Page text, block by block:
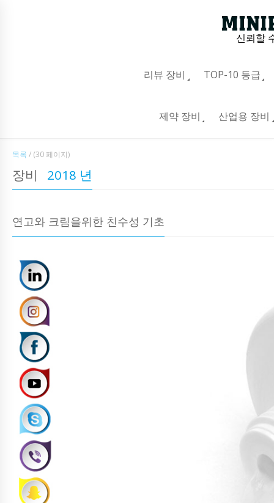
신뢰할
리뷰 장비 TOP-10 등급
제약 장비 산업용 장비
목록 / (30 페이지)
장비 2018 년
연고와 크림을위한 친수성 기초